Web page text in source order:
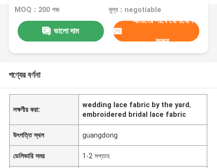
MOQ：200 গজ মূল্য：negotiable
ভালো দাম
আমাদের সাথে যোগাযোগ
করুন
পণ্যের বর্ণনা
লক্ষণীয় করা:
wedding lace fabric by the yard,
embroidered bridal lace fabric
উৎপত্তি স্থল guangdong
ডেলিভারি সময় 1-2 সপ্তাহ